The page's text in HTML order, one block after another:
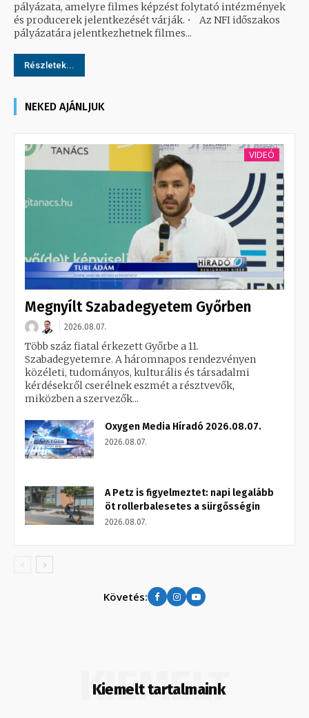
pályázata, amelyre filmes képzést folytató intézmények
és producerek jelentkezését várják. • Az NFI időszakos
pályázatára jelentkezhetnek filmes...
Részletek...
NEKED AJÁNLJUK
VIDEÓ
Megnyílt Szabadegyetem Győrben
2026.08.07.
Több száz fiatal érkezett Győrbe a 11.
Szabadegyetemre. A háromnapos rendezvényen
közéleti, tudományos, kulturális és társadalmi
kérdésekről cserélnek eszmét a résztvevők,
miközben a szervezők...
Oxygen Media Híradó 2026.08.07.
2026.08.07.
A Petz is figyelmeztet: napi legalább
öt rollerbalesetes a sürgősségin
2026.08.07.
Követés:
Kiemelt tartalmaink
KIEMELT